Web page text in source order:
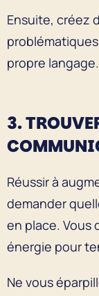
Ensuite, créez
propre langage.
3.
Réussir à
demander
en place. Vous
énergie pour
Ne vous